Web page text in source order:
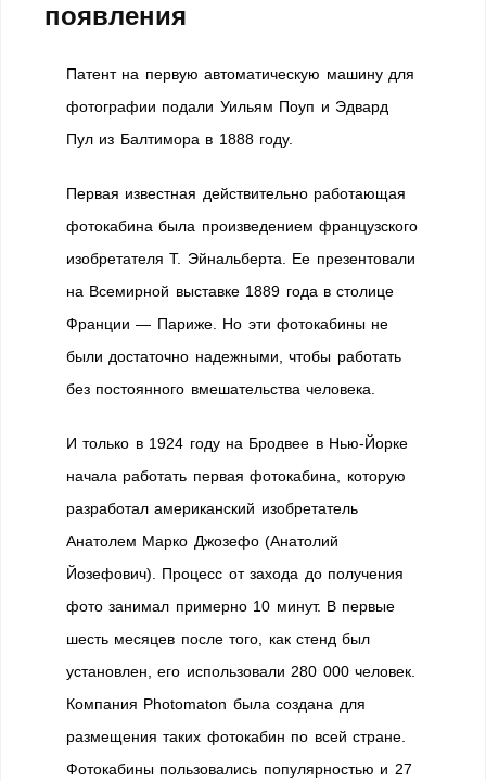
появления
Патент на первую автоматическую машину для
фотографии подали Уильям Поуп и Эдвард
Пул из Балтимора в 1888 году.
Первая известная действительно работающая
фотокабина была произведением французского
изобретателя Т. Эйнальберта. Ее презентовали
на Всемирной выставке 1889 года в столице
Франции — Париже. Но эти фотокабины не
были достаточно надежными, чтобы работать
без постоянного вмешательства человека.
И только в 1924 году на Бродвее в Нью-Йорке
начала работать первая фотокабина, которую
разработал американский изобретатель
Анатолем Марко Джозефо (Анатолий
Йозефович). Процесс от захода до получения
фото занимал примерно 10 минут. В первые
шесть месяцев после того, как стенд был
установлен, его использовали 280 000 человек.
Компания Photomaton была создана для
размещения таких фотокабин по всей стране.
Фотокабины пользовались популярностью и 27